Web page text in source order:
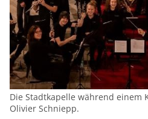
Die Stadtkapelle während einem
Olivier Schniepp.